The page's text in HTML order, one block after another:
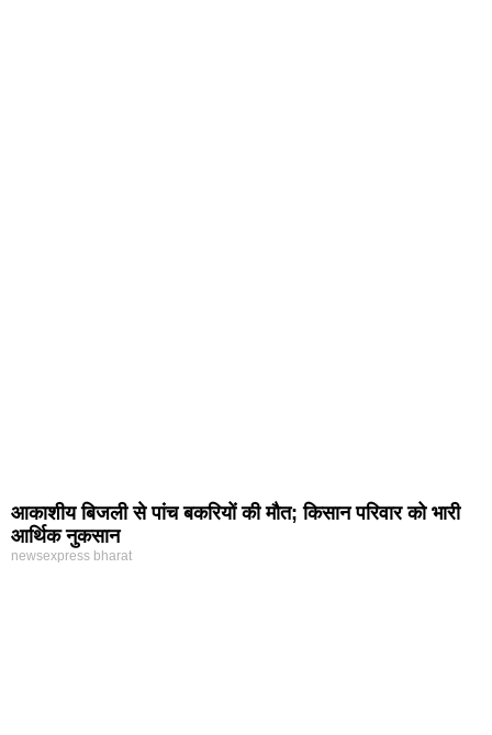
आकाशीय बिजली से पांच बकरियों की मौत; किसान परिवार को भारी
आर्थिक नुकसान
newsexpress bharat